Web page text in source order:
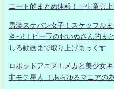
ニート的まとめ速報！一生童貞上
男装スケバン女子！スケッフル
きっ!！ビー玉のおいぬさん的ま
しろ動画まで取り上げまっくす
ロボットアニメ！メカと美少女
非モテ星人 ！あらゆるマニアの